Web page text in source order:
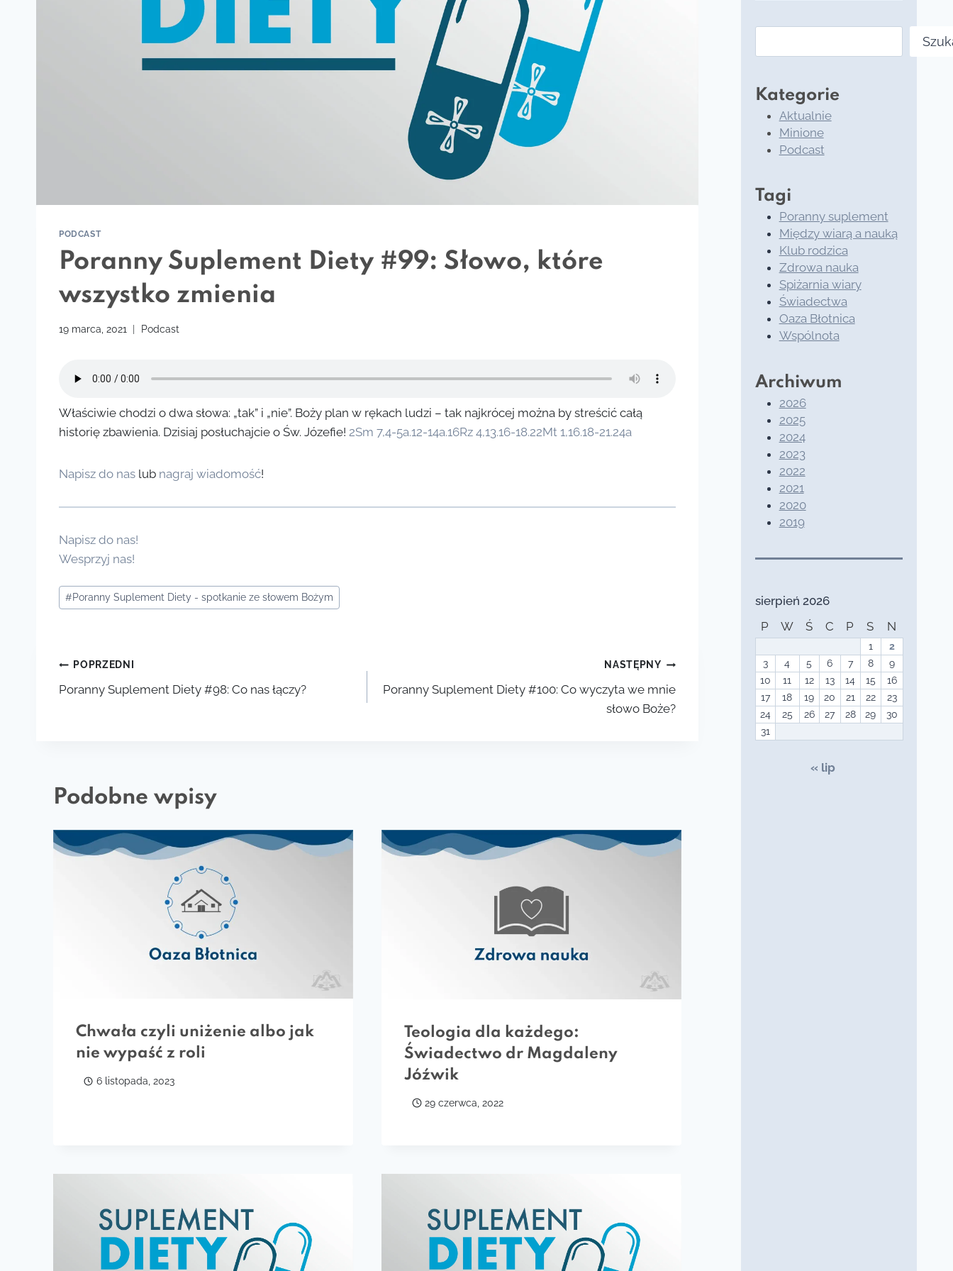
PODCAST
Poranny Suplement Diety #99: Słowo, które
wszystko zmienia
19 marca, 2021 Podcast
Właściwie chodzi o dwa słowa: „tak” i „nie”. Boży plan w rękach ludzi – tak najkrócej można by streścić całą
historię zbawienia. Dzisiaj posłuchajcie o Św. Józefie! 2Sm 7,4-5a.12-14a.16Rz 4,13.16-18.22Mt 1,16.18-21.24a
Napisz do nas lub nagraj wiadomość!
Napisz do nas!
Wesprzyj nas!
Tagi
wpisu:
#Poranny Suplement Diety - spotkanie ze słowem Bożym
Nawigacja
wpisu
POPRZEDNI
Poranny Suplement Diety #98: Co nas łączy?
NASTĘPNY
Poranny Suplement Diety #100: Co wyczyta we mnie
słowo Boże?
Podobne wpisy
Chwała czyli uniżenie albo jak
nie wypaść z roli
6 listopada, 2023
Teologia dla każdego:
Świadectwo dr Magdaleny
Jóźwik
29 czerwca, 2022
Kategorie
Aktualnie
Minione
Podcast
Tagi
Poranny suplement
Między wiarą a nauką
Klub rodzica
Zdrowa nauka
Spiżarnia wiary
Świadectwa
Oaza Błotnica
Wspólnota
Archiwum
2026
2025
2024
2023
2022
2021
2020
2019
sierpień 2026
P
W Ś C P S N
1
2
3
4 5 6 7 8
9
10
11 12 13 14 15
16
17
18 19 20 21 22
23
24
25 26 27 28 29
30
31
« lip